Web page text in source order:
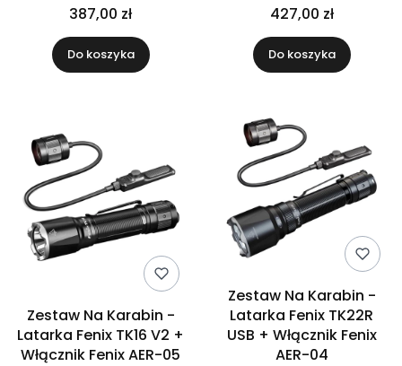
387,00 zł
Do koszyka
427,00 zł
Do koszyka
Zestaw Na Karabin -
Latarka Fenix TK16 V2 +
Włącznik Fenix AER-05
Zestaw Na Karabin -
Latarka Fenix TK22R
USB + Włącznik Fenix
AER-04